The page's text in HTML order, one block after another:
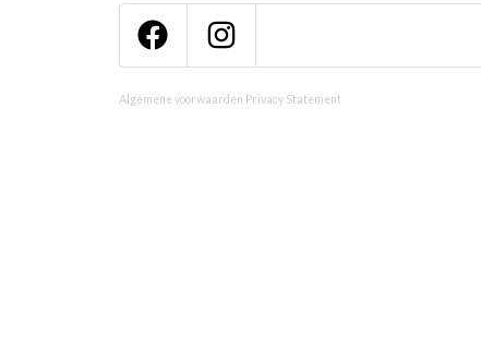
Algemene voorwaarden Privacy Statement